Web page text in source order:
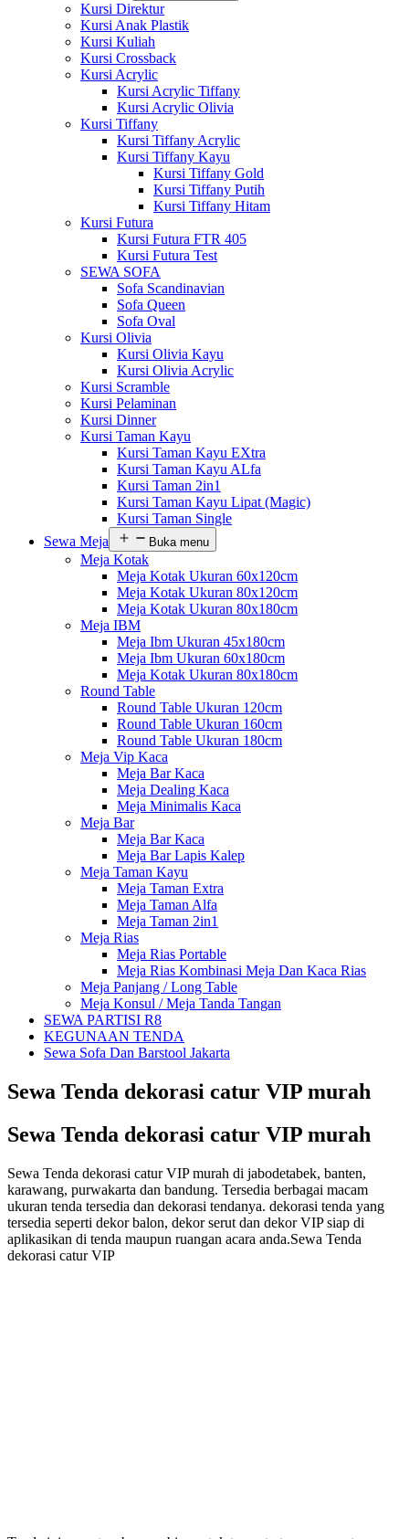
Kursi Direktur
Kursi Anak Plastik
Kursi Kuliah
Kursi Crossback
Kursi Acrylic
Kursi Acrylic Tiffany
Kursi Acrylic Olivia
Kursi Tiffany
Kursi Tiffany Acrylic
Kursi Tiffany Kayu
Kursi Tiffany Gold
Kursi Tiffany Putih
Kursi Tiffany Hitam
Kursi Futura
Kursi Futura FTR 405
Kursi Futura Test
SEWA SOFA
Sofa Scandinavian
Sofa Queen
Sofa Oval
Kursi Olivia
Kursi Olivia Kayu
Kursi Olivia Acrylic
Kursi Scramble
Kursi Pelaminan
Kursi Dinner
Kursi Taman Kayu
Kursi Taman Kayu EXtra
Kursi Taman Kayu ALfa
Kursi Taman 2in1
Kursi Taman Kayu Lipat (Magic)
Kursi Taman Single
Sewa Meja
Buka menu
Meja Kotak
Meja Kotak Ukuran 60x120cm
Meja Kotak Ukuran 80x120cm
Meja Kotak Ukuran 80x180cm
Meja IBM
Meja Ibm Ukuran 45x180cm
Meja Ibm Ukuran 60x180cm
Meja Kotak Ukuran 80x180cm
Round Table
Round Table Ukuran 120cm
Round Table Ukuran 160cm
Round Table Ukuran 180cm
Meja Vip Kaca
Meja Bar Kaca
Meja Dealing Kaca
Meja Minimalis Kaca
Meja Bar
Meja Bar Kaca
Meja Bar Lapis Kalep
Meja Taman Kayu
Meja Taman Extra
Meja Taman Alfa
Meja Taman 2in1
Meja Rias
Meja Rias Portable
Meja Rias Kombinasi Meja Dan Kaca Rias
Meja Panjang / Long Table
Meja Konsul / Meja Tanda Tangan
SEWA PARTISI R8
KEGUNAAN TENDA
Sewa Sofa Dan Barstool Jakarta
Sewa Tenda dekorasi catur VIP murah
Sewa Tenda dekorasi catur VIP murah
Sewa Tenda dekorasi catur VIP murah di jabodetabek, banten,
karawang, purwakarta dan bandung. Tersedia berbagai macam
ukuran tenda tersedia dan dekorasi tendanya. dekorasi tenda yang
tersedia seperti dekor balon, dekor serut dan dekor VIP siap di
aplikasikan di tenda maupun ruangan acara anda.Sewa Tenda
dekorasi catur VIP